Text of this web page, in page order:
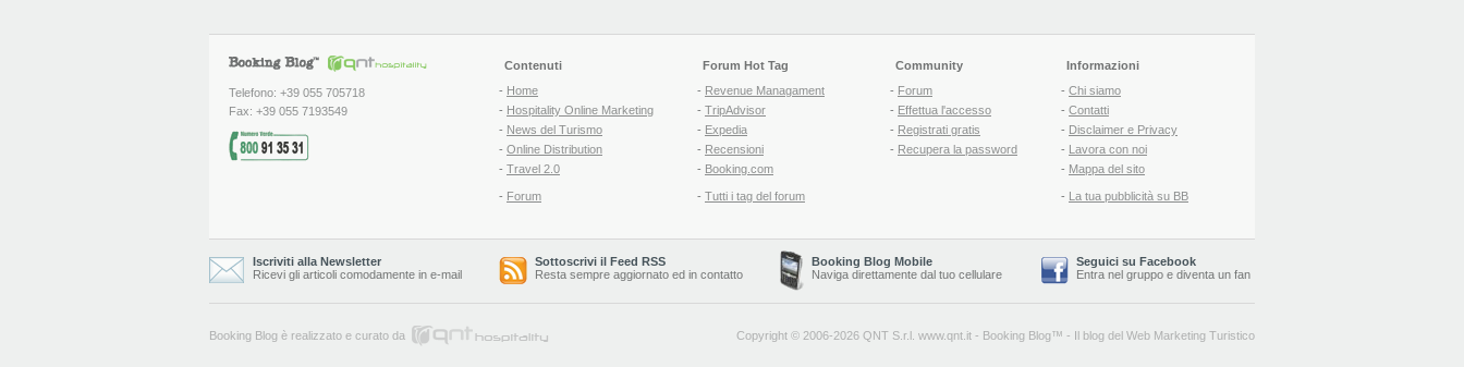
Telefono: +39 055 705718
Fax: +39 055 7193549
Contenuti
- Home
- Hospitality Online Marketing
- News del Turismo
- Online Distribution
- Travel 2.0
- Forum
Forum Hot Tag
- Revenue Managament
- TripAdvisor
- Expedia
- Recensioni
- Booking.com
- Tutti i tag del forum
Community
- Forum
- Effettua l'accesso
- Registrati gratis
- Recupera la password
Informazioni
- Chi siamo
- Contatti
- Disclaimer e Privacy
- Lavora con noi
- Mappa del sito
- La tua pubblicità su BB
Iscriviti alla Newsletter
Ricevi gli articoli comodamente in e-mail
Sottoscrivi il Feed RSS
Resta sempre aggiornato ed in contatto
Booking Blog Mobile
Naviga direttamente dal tuo cellulare
Seguici su Facebook
Entra nel gruppo e diventa un fan
Booking Blog è realizzato e curato da Copyright © 2006-2026 QNT S.r.l. www.qnt.it - Booking Blog™ - Il blog del Web Marketing Turistico